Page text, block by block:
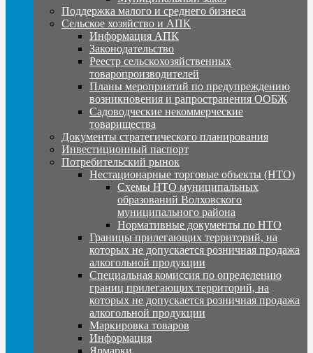
Поддержка малого и среднего бизнеса
Сельское хозяйство и АПК
Информация АПК
Законодательство
Реестр сельскохозяйственных
товаропроизводителей
Планы мероприятий по предупреждению
возникновения и рапространения ООБЖ
Садоводческие некоммерческие
товарищества
Документы стратегического планирования
Инвестиционный паспорт
Потребительский рынок
Нестационарные торговые объекты (НТО)
Схемы НТО муниципальных
образований Волховского
муниципального района
Нормативные документы по НТО
Границы прилегающих территорий, на
которых не допускается розничная продажа
алкогольной продукции
Специальная комиссия по определению
границ прилегающих территорий, на
которых не допускается розничная продажа
алкогольной продукции
Маркировка товаров
Информация
Ярмарки